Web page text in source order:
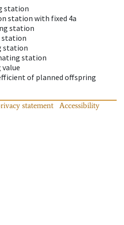
station
station with fixed 4a
station
station
station
station
of planned offspring
statement
Accessibility